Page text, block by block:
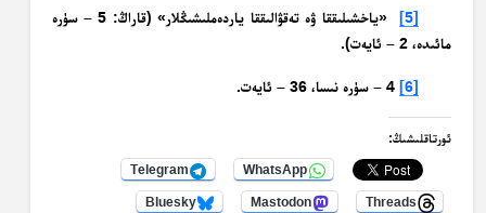
[5]
«ياخشىلىققا ۋە تەقۋالىققا ياردەملىشىڭلار» (قاراڭ: 5 – سۈرە
مائىدە، 2 – ئايەت).
[6] 4 – سۈرە نىسا، 36 – ئايەت.
ئورتاقلىشىڭ:
WhatsApp
Telegram
Threads
Mastodon
Bluesky